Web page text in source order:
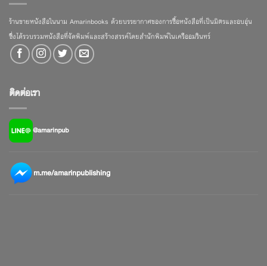
ร้านขายหนังสือในนาม Amarinbooks ด้วยบรรยากาศของการซื้อหนังสือที่เป็นมิตรและอบอุ่น
ซึ่งได้รวบรวมหนังสือที่จัดพิมพ์และสร้างสรรค์โดยสำนักพิมพ์ในเครืออมรินทร์
ติดต่อเรา
@amarinpub
m.me/amarinpublishing